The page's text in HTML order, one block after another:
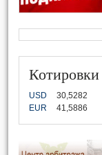
Котировки
USD 30,5282
EUR
41,5886